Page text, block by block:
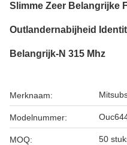
Slimme Zeer Belangrijke
Outlandernabijheid
Belangrijk-N 315 Mhz
Merknaam:
Modelnummer:
MOQ: 50